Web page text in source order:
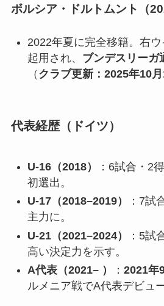
ボルシア・ドルトムント（
2022年夏に完全移籍。右
起用され、 ブンデスリーガ
（ クラブ更新：2025年10月
代表経歴（ドイツ）
U-16（2018）
：6試合・2
初選出。
U-17（2018–2019）
：7試
主力に。
U-21（2021–2024）
：5試
高い決定力を示す。
A代表（2021– ）
： 2021年
ルメニア戦でA代表デビュ